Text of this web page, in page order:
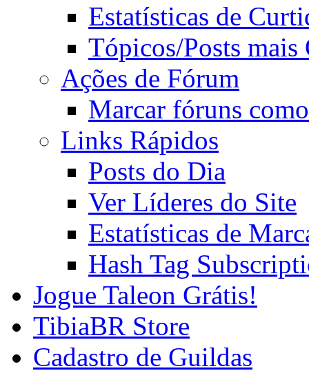
Estatísticas de
Tópicos/Posts mais
Ações de Fórum
Marcar fóruns
Links Rápidos
Posts do Dia
Ver Líderes do Site
Estatísticas de
Hash Tag
Jogue Taleon Grátis!
TibiaBR Store
Cadastro de Guildas